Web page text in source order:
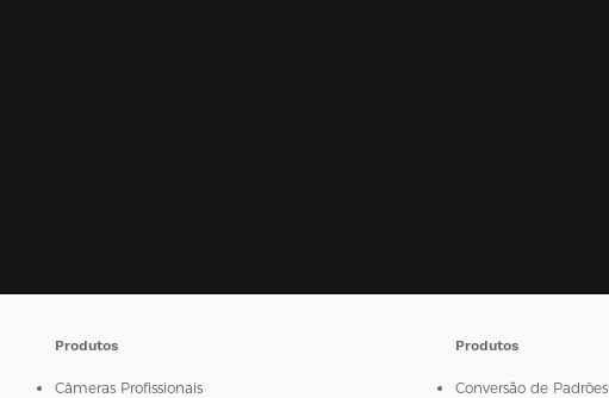
Produtos
Câmeras Profissionais
Produtos
Conversão de Padrões